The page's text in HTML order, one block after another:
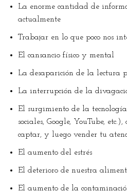
La enorme cantidad de
actualmente
Trabajar en lo que poco nos
El cansancio físico y mental
La desaparición de la lectura
La interrupción de la
El surgimiento de la
sociales, Google, YouTube,
captar, y luego vender tu
El aumento del estrés
El deterioro de nuestra
El aumento de la